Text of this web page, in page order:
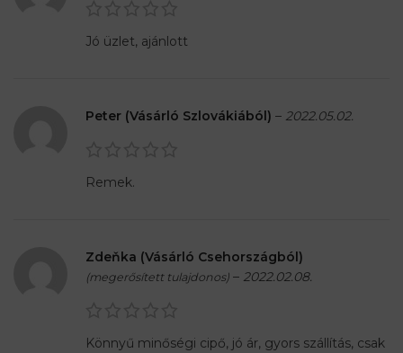
Jó üzlet, ajánlott
Peter (Vásárló Szlovákiából) – 2022.05.02.
Remek.
Zdeňka (Vásárló Csehországból)
(megerősített tulajdonos) – 2022.02.08.
Könnyű minőségi cipő, jó ár, gyors szállítás, csak